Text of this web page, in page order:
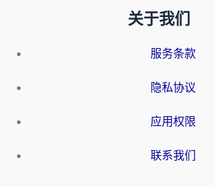
关于我们
服务条款
隐私协议
应用权限
联系我们